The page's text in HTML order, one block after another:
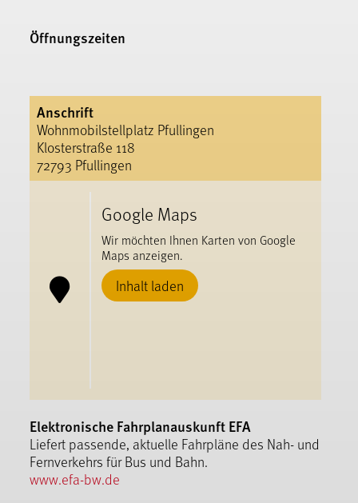
Öffnungszeiten
Anschrift
Wohnmobilstellplatz Pfullingen
Klosterstraße 118
72793 Pfullingen
Google Maps
Wir möchten Ihnen Karten von Google
Maps anzeigen.
Inhalt laden
Elektronische Fahrplanauskunft EFA
Liefert passende, aktuelle Fahrpläne des Nah- und
Fernverkehrs für Bus und Bahn.
www.efa-bw.de